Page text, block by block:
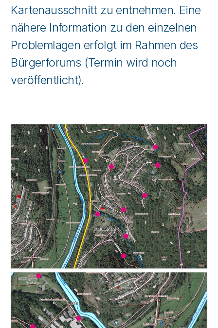
Kartenausschnitt zu entnehmen. Eine
nähere Information zu den einzelnen
Problemlagen erfolgt im Rahmen des
Bürgerforums (Termin wird noch
veröffentlicht).